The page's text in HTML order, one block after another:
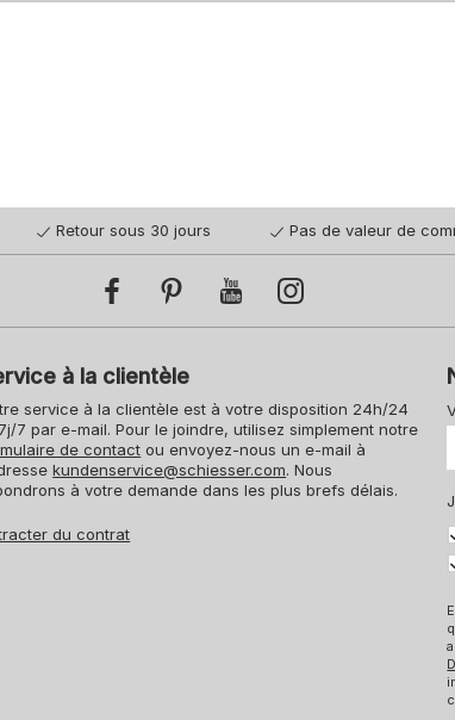
Retour sous 30 jours Pas de valeur de
à la clientèle
service à la clientèle est à votre disposition 24h/24
7 par e-mail. Pour le joindre, utilisez simplement notre
de contact ou envoyez-nous un e-mail à
kundenservice@schiesser.com. Nous
à votre demande dans les plus brefs délais.
du contrat